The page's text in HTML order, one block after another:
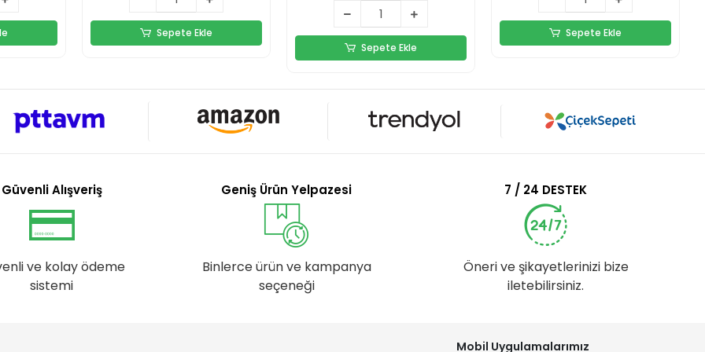
Sepete Ekle
Sepete Ekle
Sepete Ekle
Güvenli Alışveriş
ve kolay ödeme
sistemi
Geniş Ürün Yelpazesi
Binlerce ürün ve kampanya
seçeneği
7 / 24 DESTEK
Öneri ve şikayetlerinizi bize
iletebilirsiniz.
Mobil Uygulamalarımız